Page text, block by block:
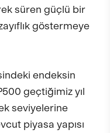
süren güçlü bir
göstermeye
endeksin
geçtiğimiz yıl
seviyelerine
piyasa yapısı